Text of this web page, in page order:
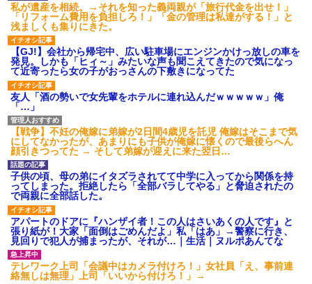
あり)
【ネット騒然】惨殺されたタ
ワマン頂き女子のこの動画、す
げえええええｗｗｗｗｗｗｗｗ
ｗｗｗ
【愕然】白のクラウン俺氏、
高速道路左車線を制限速度で走
った結果wwwwwwwwwwww
百年の恋12-899 食べた量を
張り合ってくる
【悲報】佐藤輝明・・・２軍
でも盛大にやらかす←あまり悲
しませないでくれ
私が遺産を相続。→それを知った義両親が「旅行代金を出せ！」
「リフォーム費用を負担しろ！」「金の管理は私達がする！」と
浅ましくも集りにきた。
【GJ!】会社から帰宅中、広い駐車場にエンジンかけっ放しの車を
発見。しかも「ヒィ～」みたいな声も聞こえてきたので気になっ
て近寄ったら女の子がおっさんの下敷きになってた
友人「酒の勢いで女先輩をホテルに連れ込んだｗｗｗｗｗ」俺
「…」
【戦争】不妊の俺嫁に弟嫁が2日間4歳児を託児 俺嫁はそこまで気
にしてなかったが、あまりにも子供が俺嫁に懐くので最後らへん
顔引きつってた → そして弟嫁が迎えに来た翌日…
子供の頃、母の弟にイタズラされてて中学に入ってから関係を持
ってしまった。拒絶したら「全部バラしてやる」と脅迫されたの
で両親に全部話した。
アパートのドアに『ハンザイ者！この人はさいあくの人です』と
張り紙が！大家「面倒はごめんだよ」私「はあ」→警察に行き、
見回りで犯人が捕まったが、それが…｜生活｜ヌルポあんてな
テレワーク上司「会議中はカメラ付けろ！」女社員「え、事前連
絡無しは無理」上司「いいから付けろ！」→